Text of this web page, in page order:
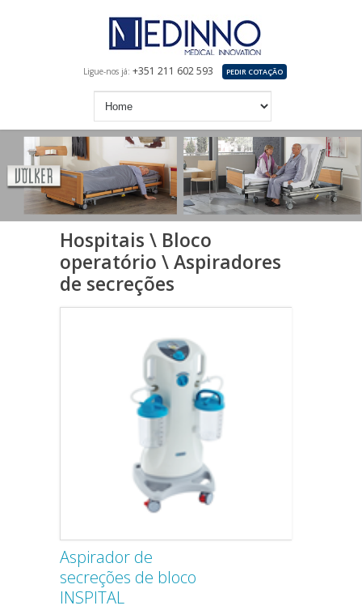
Ligue-nos já: +351 211 602 593 PEDIR COTAÇÃO
Hospitais \ Bloco
operatório \ Aspiradores
de secreções
Aspirador de
secreções de bloco
INSPITAL